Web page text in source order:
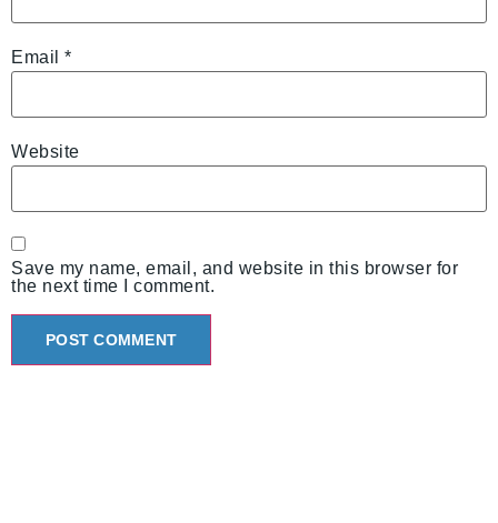
Email *
Website
Save my name, email, and website in this browser for
the next time I comment.